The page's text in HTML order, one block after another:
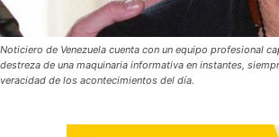
Noticiero de Venezuela cuenta con un equipo profesional
destreza de una maquinaria informativa en instantes,
veracidad de los acontecimientos del día.